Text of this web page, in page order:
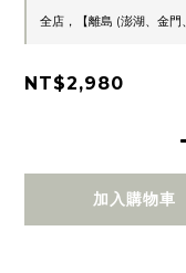
全店，【離島 (澎湖、金
NT$2,980
加入購物車